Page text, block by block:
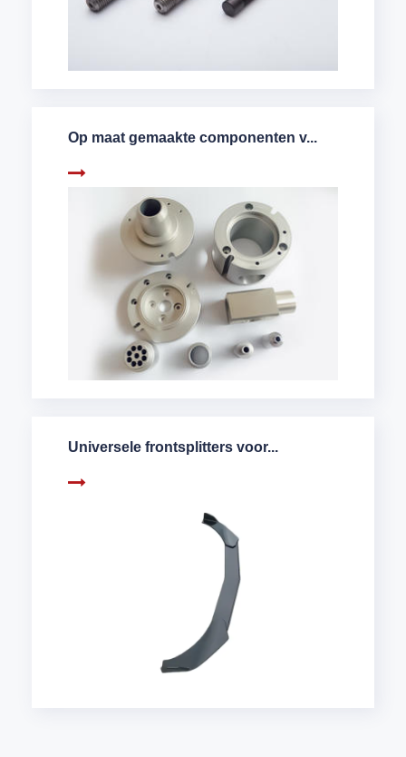
Op maat gemaakte componenten v...
Universele frontsplitters voor...